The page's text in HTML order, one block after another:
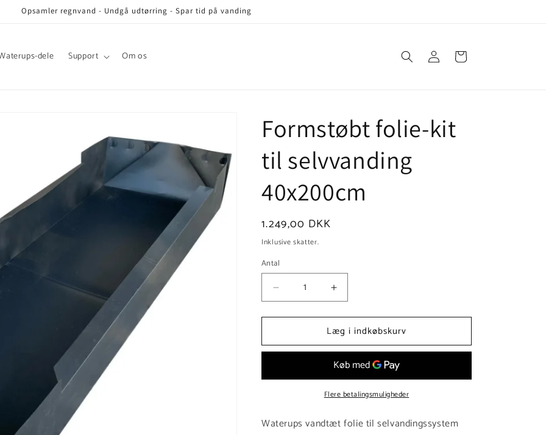
Opsamler regnvand - Undgå udtørring - Spar tid på vanding
dele Support Om os
Log
ind
Indkøbskurv
Formstøbt folie-kit
til selvvanding
40x200cm
Normalpris
1.249,00 DKK
Inklusive skatter.
Antal
Reducer
antallet
for
folie-
selvvanding
40x200cm
Øg
antallet
for
Formstøbt
folie-
til
selvvanding
40x200cm
Læg i indkøbskurv
Flere betalingsmuligheder
Waterups vandtæt folie til selvandingssystem